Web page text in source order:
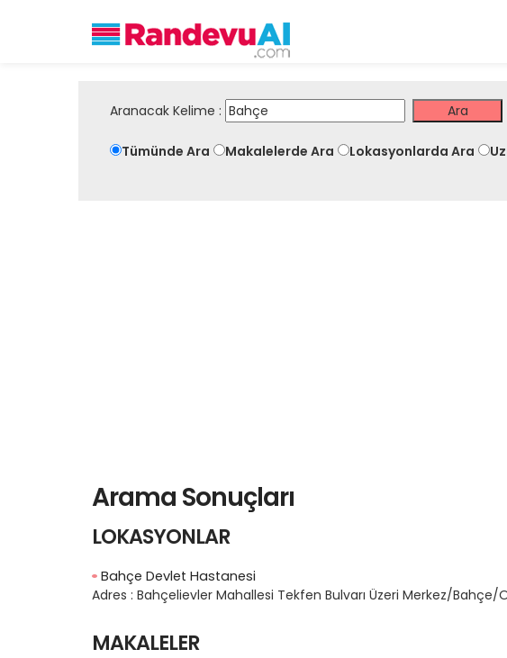
Aranacak Kelime :
Tümünde Ara Makalelerde Ara Lokasyonlarda Ara
Arama Sonuçları
LOKASYONLAR
Bahçe Devlet Hastanesi
Adres : Bahçelievler Mahallesi Tekfen Bulvarı Üzeri Merkez/Bahçe/
MAKALELER